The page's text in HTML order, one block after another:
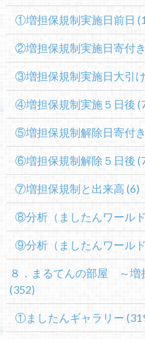
①増担保規制実施日前日
②増担保規制実施日寄付き
③増担保規制実施日大引け
④増担保規制実施５日後
⑤増担保規制解除日寄付き
⑥増担保規制解除５日後
⑦増担保規制と出来高 (6)
⑧分析（ましたんワールド
⑨分析（ましたんワールド
８．まるてんの部屋 ～増
(352)
①ましたんギャラリー